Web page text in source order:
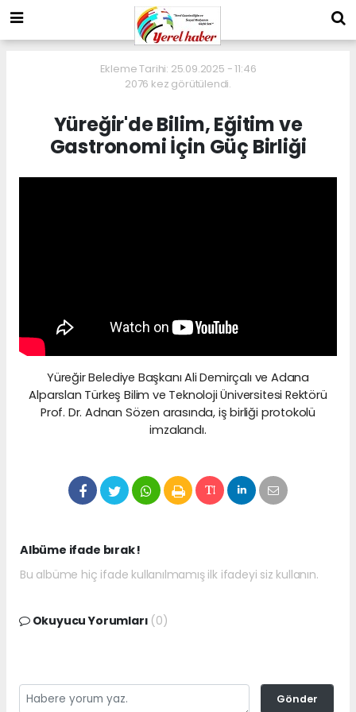
Ekleme Tarihi: 25.09.2025 - 11:46
2076 kez görütülendi.
Yüreğir'de Bilim, Eğitim ve
Gastronomi İçin Güç Birliği
Yüreğir Belediye Başkanı Ali Demirçalı ve Adana
Alparslan Türkeş Bilim ve Teknoloji Üniversitesi Rektörü
Prof. Dr. Adnan Sözen arasında, işbirliği protokolü
imzalandı.
Albüme ifade bırak !
Bu albüme hiç ifade kullanılmamış ilk ifadeyi siz kullanın.
Okuyucu Yorumları (0)
Gönder